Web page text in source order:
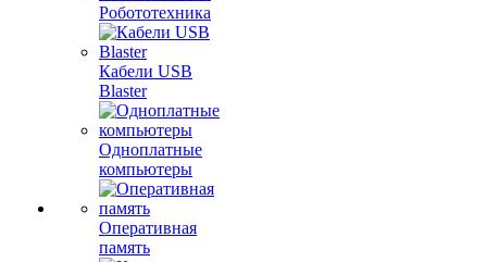
Робототехника
Кабели USB
Blaster
Одноплатные
компьютеры
Оперативная
память